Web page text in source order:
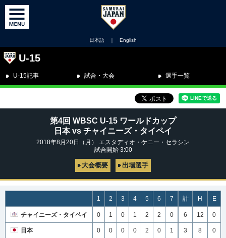
日本語 ｜ English
U-15
U-15記事 試合・大会 選手一覧
第4回 WBSC U-15 ワールドカップ
日本 vs チャイニーズ・タイペイ
2018年8月20日（月） エスタディオ・ケニー・セラシン
試合開始 3:00
大会概要 出場選手
1 2 3 4 5 6 7 計 H E
チャイニーズ・タイペイ 0 1 0 1 2 2 0 6 12 0
日本 0 0 0 0 2 0 1 3 8 0